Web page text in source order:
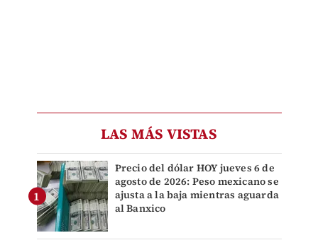
LAS MÁS VISTAS
Precio del dólar HOY jueves 6 de
agosto de 2026: Peso mexicano se
ajusta a la baja mientras aguarda
al Banxico